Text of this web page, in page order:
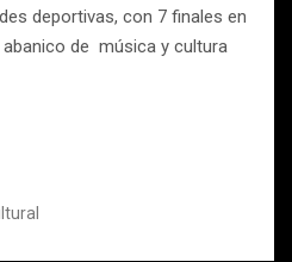
deportivas, con 7 finales en
de música y cultura